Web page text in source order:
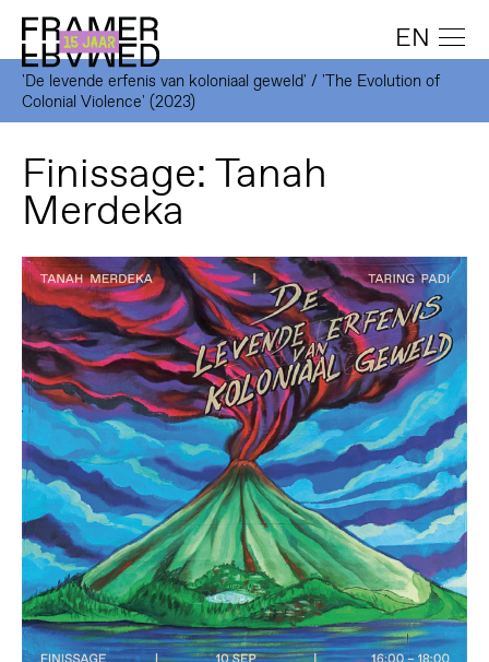
EN
'De levende erfenis van koloniaal geweld' / 'The Evolution of
Colonial Violence' (2023)
Finissage: Tanah
Merdeka